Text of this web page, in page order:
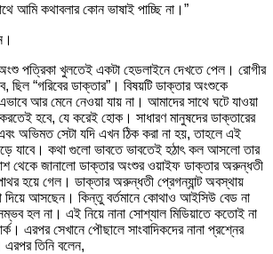
আমি কথাবলার কোন ভাষাই পাচ্ছি না।”
পত্রিকা খুলতেই একটা হেডলাইনে দেখতে পেল। রোগীর
ছিল “গরিবের ডাক্তার”। বিষয়টি ডাক্তার অংশুকে
আর মেনে নেওয়া যায় না। আমাদের সাথে ঘটে যাওয়া
হবে, যে করেই হোক। সাধারণ মানুষদের ডাক্তারের
এবং অভিমত সেটা যদি এখন ঠিক করা না হয়, তাহলে এই
যাবে। কথা গুলো ভাবতে ভাবতেই হঠাৎ কল আসলো তার
থেকে জানালো ডাক্তার অংশুর ওয়াইফ ডাক্তার অরুন্ধতী
হয়ে গেল। ডাক্তার অরুন্ধতী প্রেগন্যান্ট অবস্থায়
দিয়ে আসছেন। কিন্তু বর্তমানে কোথাও আইসিউ বেড না
হল না। এই নিয়ে নানা সোশ্যাল মিডিয়াতে কতোই না
এরপর সেখানে পৌছালে সাংবাদিকদের নানা প্রশ্নের
তিনি বলেন,